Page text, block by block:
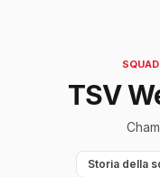
TSV
Storia della